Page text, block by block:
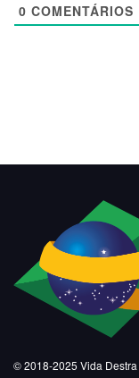
0 COMENTÁRIOS
© 2018-2025 Vida Destra